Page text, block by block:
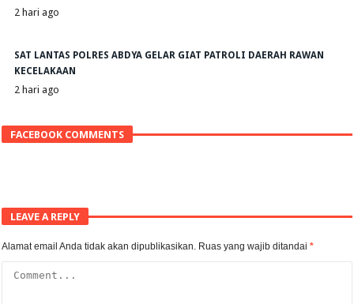
2 hari ago
SAT LANTAS POLRES ABDYA GELAR GIAT PATROLI DAERAH RAWAN
KECELAKAAN
2 hari ago
FACEBOOK COMMENTS
LEAVE A REPLY
Alamat email Anda tidak akan dipublikasikan. Ruas yang wajib ditandai*